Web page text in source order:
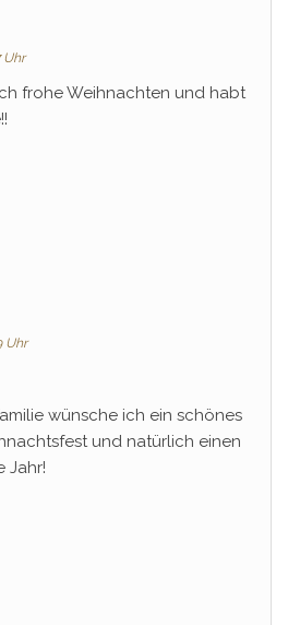
Uhr
frohe Weihnachten und habt
Uhr
wünsche ich ein schönes
und natürlich einen
Jahr!